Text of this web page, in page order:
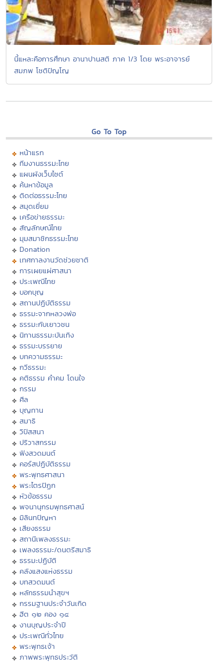
นี้แหละคือการศึกษา อานาปานสติ ภาค 1/3 โดย พระอาจารย์
สมภพ โชติปัญโญ
Go To Top
หน้าแรก
ทีมงานธรรมะไทย
แผนผังเว็บไซต์
ค้นหาข้อมูล
ติดต่อธรรมะไทย
สมุดเยี่ยม
เครือข่ายธรรมะ
สัญลักษณ์ไทย
มุมสมาชิกธรรมะไทย
Donation
เทศกาลงานวัดช่วยชาติ
การเผยแผ่ศาสนา
ประเพณีไทย
บอกบุญ
สถานปฏิบัติธรรม
ธรรมะจากหลวงพ่อ
ธรรมะกับเยาวชน
นิทานธรรมะบันเทิง
ธรรมะบรรยาย
บทความธรรมะ
กวีธรรมะ
คติธรรม คำคม โดนใจ
กรรม
ศีล
บุญทาน
สมาธิ
วิปัสสนา
ปริวาสกรรม
ฟังสวดมนต์
คอร์สปฏิบัติธรรม
พระพุทธศาสนา
พระไตรปิฏก
หัวข้อธรรม
พจนานุกรมพุทธศาสน์
มิลินทปัญหา
เสียงธรรม
สถานีเพลงธรรมะ
เพลงธรรมะ/ดนตรีสมาธิ
ธรรมะปฏิบัติ
คลังแสงแห่งธรรม
บทสวดมนต์
หลักธรรมนำสุขฯ
กรรมฐานประจำวันเกิด
ฮีต ๑๒ คอง ๑๔
งานบุญประจำปี
ประเพณีทั่วไทย
พระพุทธเจ้า
ภาพพระพุทธประวัติ